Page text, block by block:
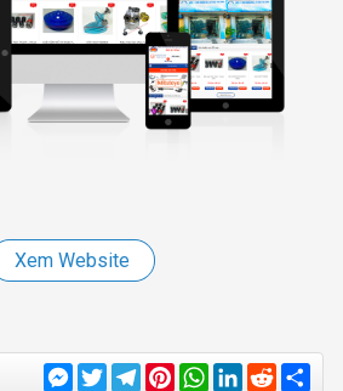
Xem Website
Messenger
TwitterTelegram
Pinterest
WhatsApp
LinkedIn
Reddit